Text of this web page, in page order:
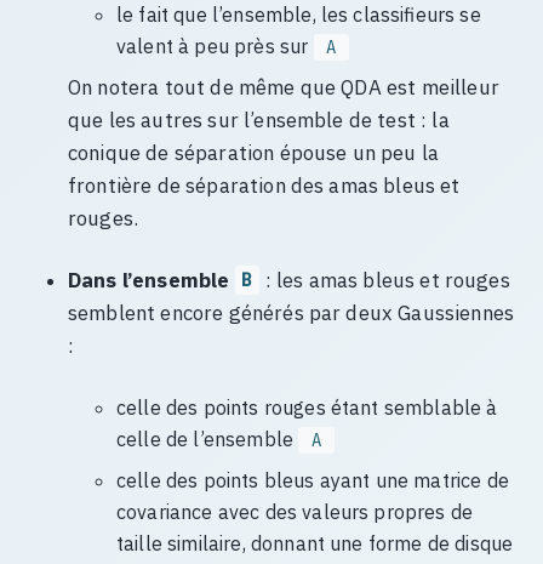
le fait que l’ensemble, les classifieurs se
valent à peu près sur
A
On notera tout de même que QDA est meilleur
que les autres sur l’ensemble de test : la
conique de séparation épouse un peu la
frontière de séparation des amas bleus et
rouges.
Dans l’ensemble B
: les amas bleus et rouges
semblent encore générés par deux Gaussiennes
:
celle des points rouges étant semblable à
celle de l’ensemble
A
celle des points bleus ayant une matrice de
covariance avec des valeurs propres de
taille similaire, donnant une forme de disque